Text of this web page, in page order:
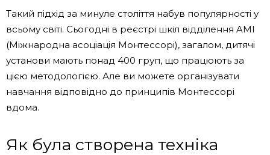
Такий підхід за минуле століття набув популярності у
всьому світі. Сьогодні в реєстрі шкіл відділення AMI
(Міжнародна асоціація Монтессорі), загалом, дитячі
установи мають понад 400 груп, що працюють за
цією методологією. Але ви можете організувати
навчання відповідно до принципів Монтессорі
вдома.
Як була створена техніка